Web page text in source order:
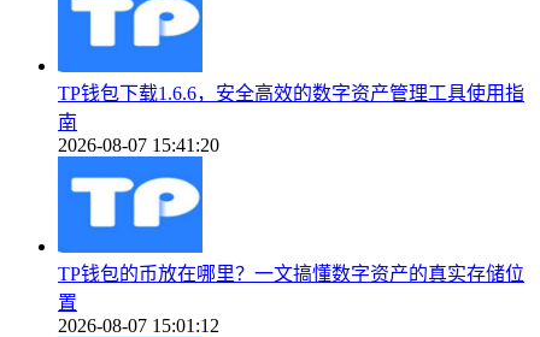
TP钱包下载1.6.6，安全高效的数字资产管理工具使用指
南
2026-08-07 15:41:20
TP钱包的币放在哪里？一文搞懂数字资产的真实存储位
置
2026-08-07 15:01:12